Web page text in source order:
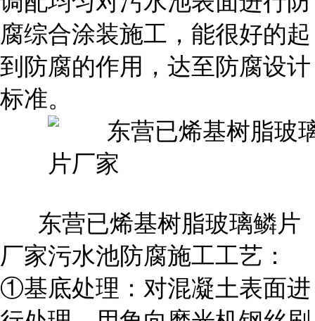
腐综合涂装施工，能很好的起
到防腐的作用，达至防腐设计
标准。
东营已烯基树脂玻璃鳞片
厂家污水池防腐施工工艺：
①基底处理：对混凝土表面进